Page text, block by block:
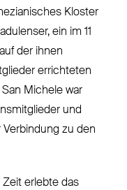
Kloster
ein im 11
der ihnen
errichteten
Michele war
und
zu den
erlebte das